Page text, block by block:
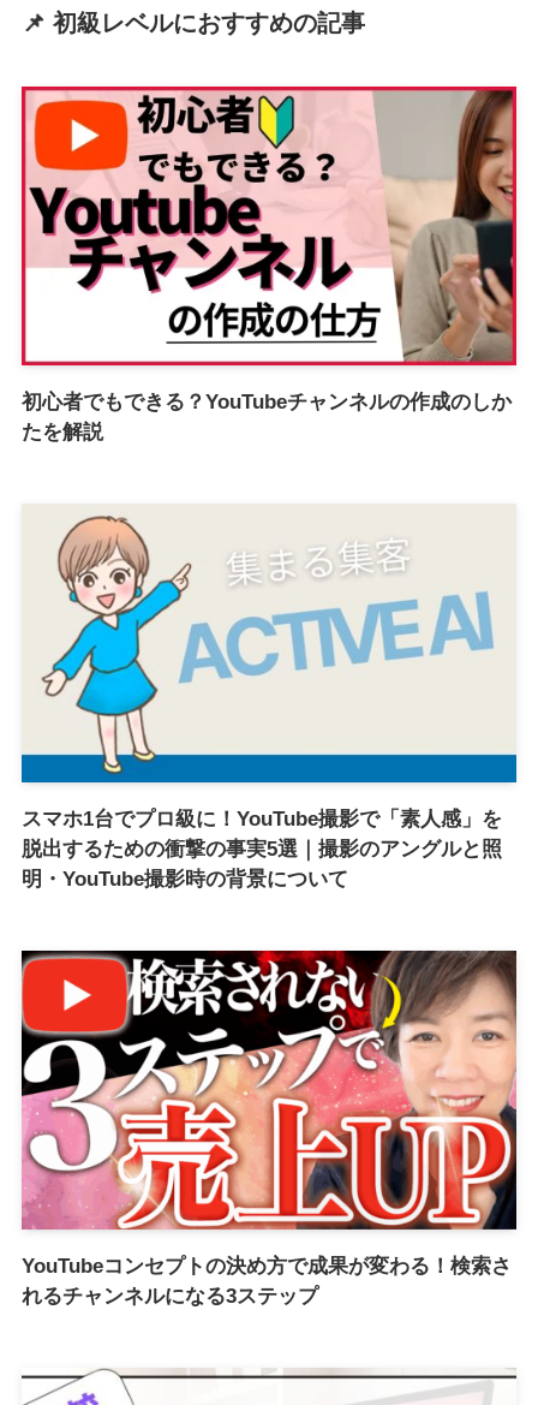
📌 初級レベルにおすすめの記事
初心者でもできる？YouTubeチャンネルの作成のしか
たを解説
スマホ1台でプロ級に！YouTube撮影で「素人感」を
脱出するための衝撃の事実5選｜撮影のアングルと照
明・YouTube撮影時の背景について
YouTubeコンセプトの決め方で成果が変わる！検索さ
れるチャンネルになる3ステップ